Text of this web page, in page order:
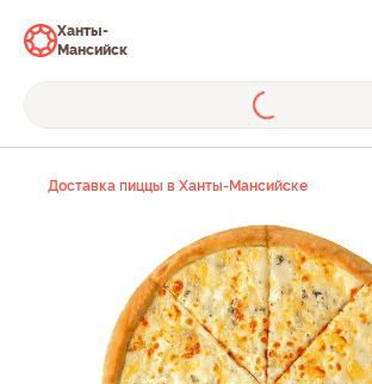
Ханты-
Мансийск
Доставка пиццы в Ханты-Мансийске